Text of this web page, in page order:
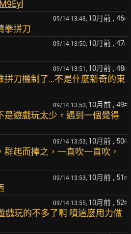
09/14 13:48, 10月前 , 46F
拳拼刀
09/14 13:50, 10月前 , 47F
09/14 13:51, 10月前 , 48F
拼刀機制了…不是什麼新奇的東
09/14 13:53, 10月前 , 49F
是遊戲玩太少，遇到一個覺得
09/14 13:53, 10月前 , 50F
起而捧之，一直吹一直吹，
09/14 13:53, 10月前 , 51 F
09/14 13:55, 10月前 , 52F
戲玩的不多了啊 噴這麼用力做